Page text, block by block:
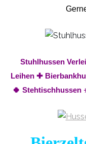
Stuhlhussen
Leihen ✚
🍀